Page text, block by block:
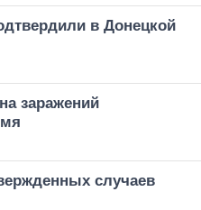
в Донецкой
заражений
случаев